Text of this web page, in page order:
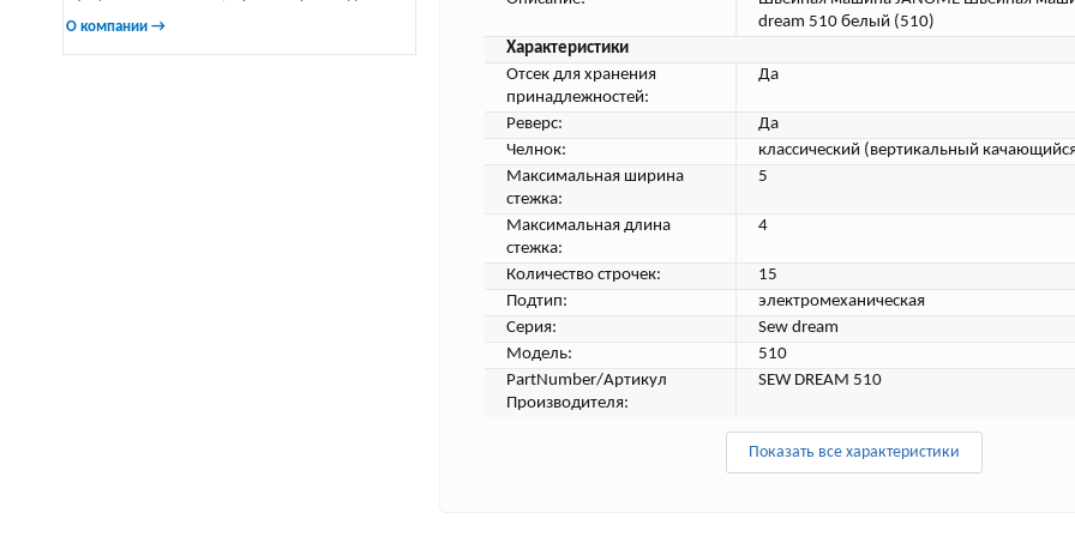
О компании →
dream 510 белый (510)
Характеристики
Отсек для хранения
принадлежностей:
Да
Реверс:
Да
Челнок:
классический (вертикальный
Максимальная ширина
стежка:
5
Максимальная длина
стежка:
4
Количество строчек:
15
Подтип:
электромеханическая
Серия:
Sew dream
Модель:
510
PartNumber/Артикул
Производителя:
SEW DREAM 510
Показать все характеристики